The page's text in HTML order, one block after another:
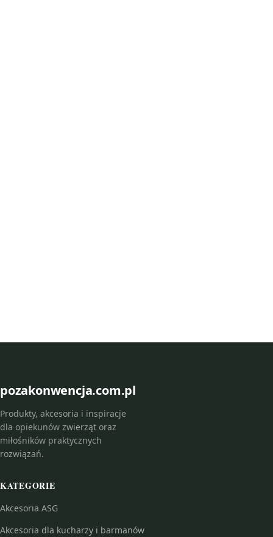
pozakonwencja.com.pl
Produkty, akcesoria i inspiracje
dla opiekunów zwierząt oraz
miłośników praktycznych
rozwiązań.
KATEGORIE
Akcesoria ASG
Akcesoria dla kucharzy i barmanów